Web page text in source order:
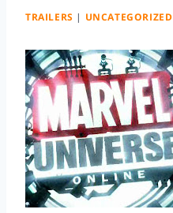
TRAILERS | UNCATEGORIZED